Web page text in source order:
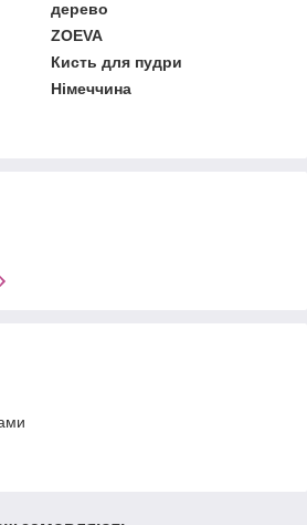
дерево
ZOEVA
Кисть для пудри
Німеччина